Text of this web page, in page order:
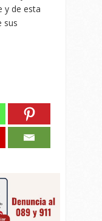
y de esta
sus